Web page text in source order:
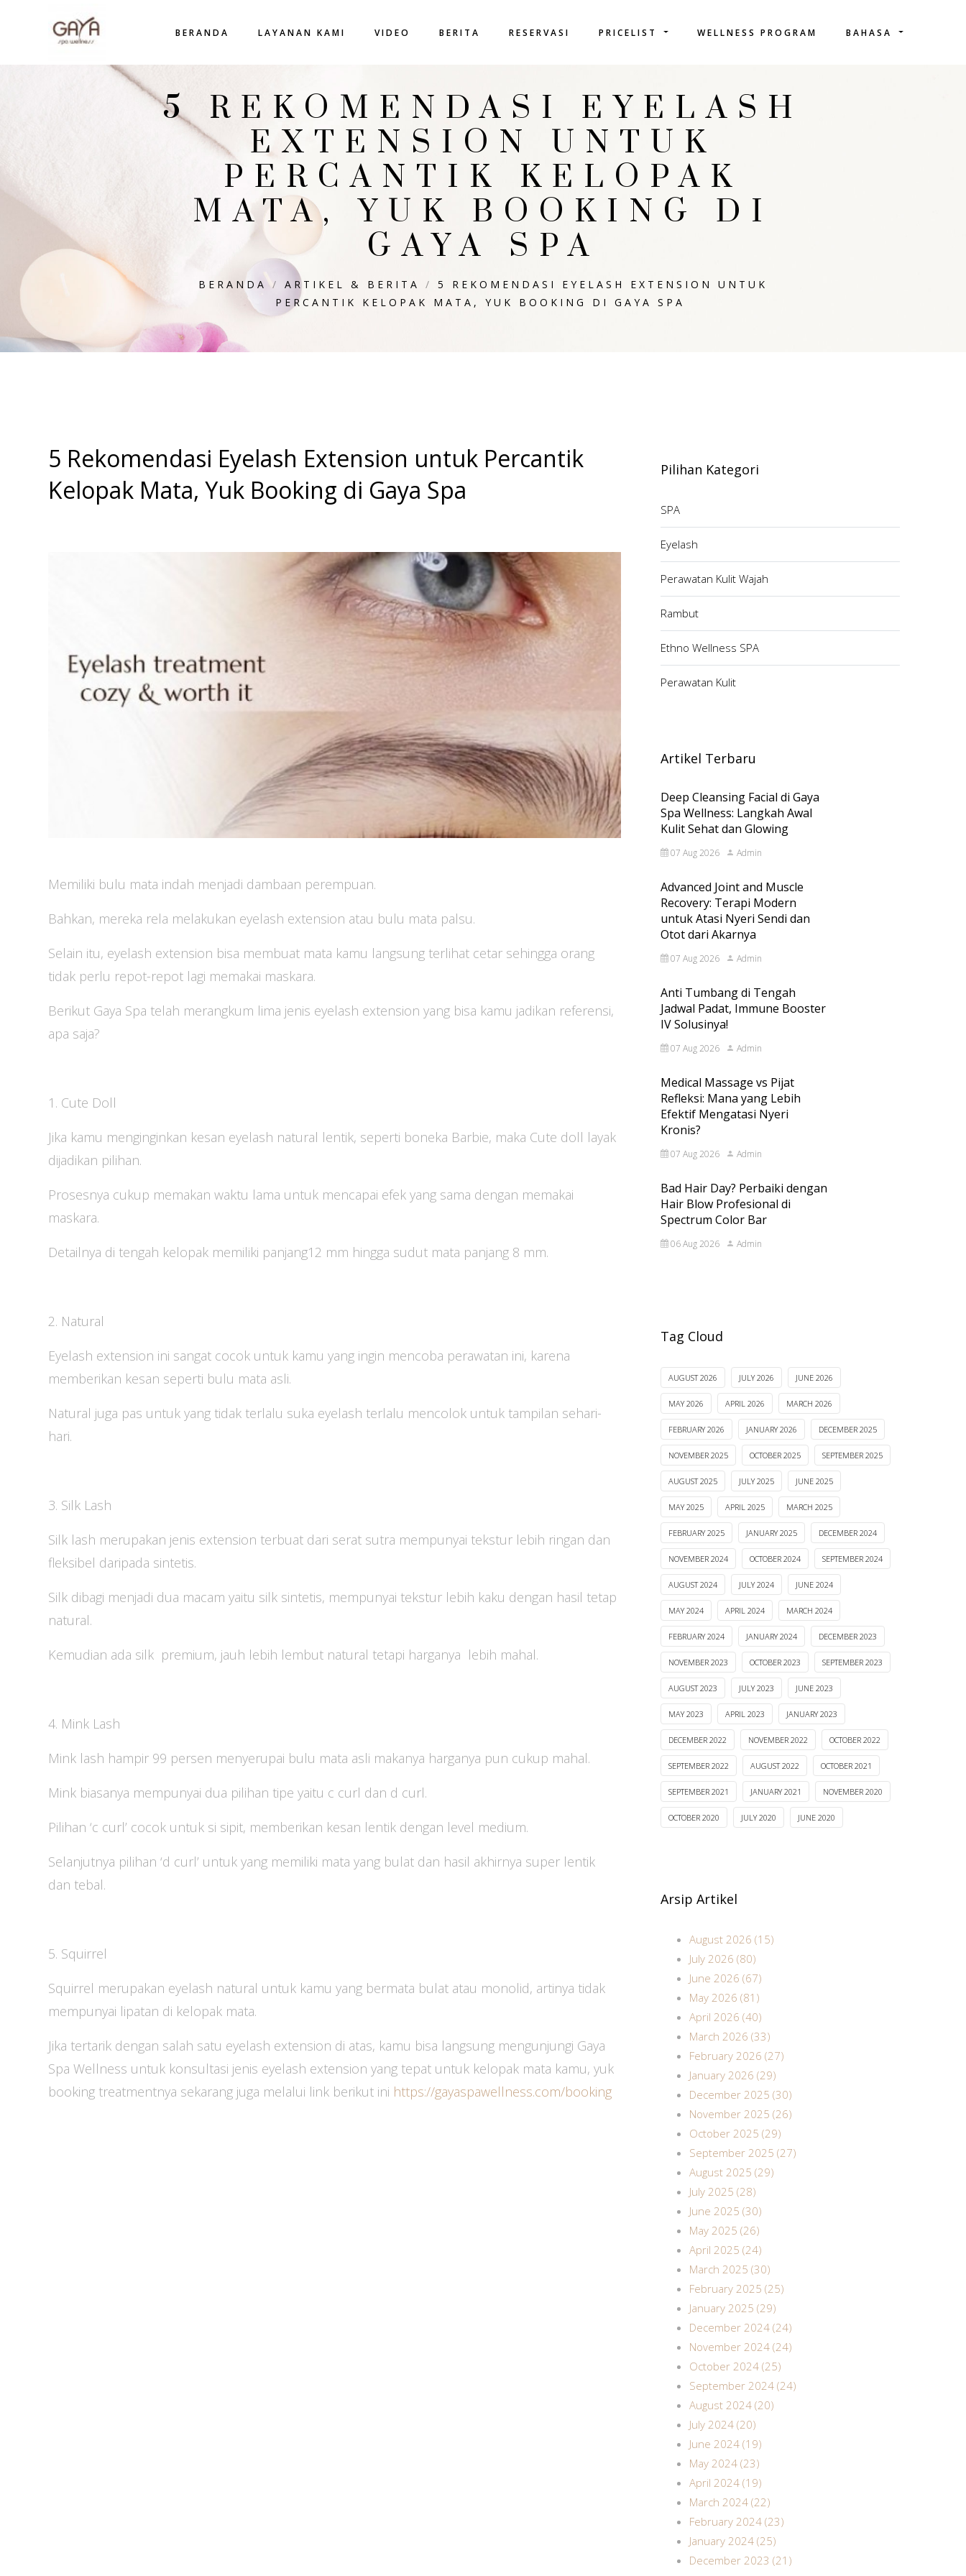
BERANDA LAYANAN KAMI VIDEO BERITA RESERVASI PRICELIST WELLNESS PROGRAM BAHASA
5 REKOMENDASI EYELASH
EXTENSION UNTUK
PERCANTIK KELOPAK
MATA, YUK BOOKING DI
GAYA SPA
BERANDA / ARTIKEL & BERITA / 5 REKOMENDASI EYELASH EXTENSION UNTUK
PERCANTIK KELOPAK MATA, YUK BOOKING DI GAYA SPA
5 Rekomendasi Eyelash Extension untuk Percantik
Kelopak Mata, Yuk Booking di Gaya Spa
Memiliki bulu mata indah menjadi dambaan perempuan.
Bahkan, mereka rela melakukan eyelash extension atau bulu mata palsu.
Selain itu, eyelash extension bisa membuat mata kamu langsung terlihat cetar sehingga orang
tidak perlu repot-repot lagi memakai maskara.
Berikut Gaya Spa telah merangkum lima jenis eyelash extension yang bisa kamu jadikan referensi,
apa saja?
1. Cute Doll
Jika kamu menginginkan kesan eyelash natural lentik, seperti boneka Barbie, maka Cute doll layak
dijadikan pilihan.
Prosesnya cukup memakan waktu lama untuk mencapai efek yang sama dengan memakai
maskara.
Detailnya di tengah kelopak memiliki panjang12 mm hingga sudut mata panjang 8 mm.
2. Natural
Eyelash extension ini sangat cocok untuk kamu yang ingin mencoba perawatan ini, karena
memberikan kesan seperti bulu mata asli.
Natural juga pas untuk yang tidak terlalu suka eyelash terlalu mencolok untuk tampilan sehari-
hari.
3. Silk Lash
Silk lash merupakan jenis extension terbuat dari serat sutra mempunyai tekstur lebih ringan dan
fleksibel daripada sintetis.
Silk dibagi menjadi dua macam yaitu silk sintetis, mempunyai tekstur lebih kaku dengan hasil tetap
natural.
Kemudian ada silk premium, jauh lebih lembut natural tetapi harganya lebih mahal.
4. Mink Lash
Mink lash hampir 99 persen menyerupai bulu mata asli makanya harganya pun cukup mahal.
Mink biasanya mempunyai dua pilihan tipe yaitu c curl dan d curl.
Pilihan ‘c curl’ cocok untuk si sipit, memberikan kesan lentik dengan level medium.
Selanjutnya pilihan ‘d curl’ untuk yang memiliki mata yang bulat dan hasil akhirnya super lentik
dan tebal.
5. Squirrel
Squirrel merupakan eyelash natural untuk kamu yang bermata bulat atau monolid, artinya tidak
mempunyai lipatan di kelopak mata.
Jika tertarik dengan salah satu eyelash extension di atas, kamu bisa langsung mengunjungi Gaya
Spa Wellness untuk konsultasi jenis eyelash extension yang tepat untuk kelopak mata kamu, yuk
booking treatmentnya sekarang juga melalui link berikut ini https://gayaspawellness.com/booking
Pilihan Kategori
SPA
Eyelash
Perawatan Kulit Wajah
Rambut
Ethno Wellness SPA
Perawatan Kulit
Artikel Terbaru
Deep Cleansing Facial di Gaya
Spa Wellness: Langkah Awal
Kulit Sehat dan Glowing
07 Aug 2026 Admin
Advanced Joint and Muscle
Recovery: Terapi Modern
untuk Atasi Nyeri Sendi dan
Otot dari Akarnya
07 Aug 2026 Admin
Anti Tumbang di Tengah
Jadwal Padat, Immune Booster
IV Solusinya!
07 Aug 2026 Admin
Medical Massage vs Pijat
Refleksi: Mana yang Lebih
Efektif Mengatasi Nyeri
Kronis?
07 Aug 2026 Admin
Bad Hair Day? Perbaiki dengan
Hair Blow Profesional di
Spectrum Color Bar
06 Aug 2026 Admin
Tag Cloud
AUGUST 2026 JULY 2026 JUNE 2026
MAY 2026 APRIL 2026 MARCH 2026
FEBRUARY 2026 JANUARY 2026 DECEMBER 2025
NOVEMBER 2025 OCTOBER 2025 SEPTEMBER 2025
AUGUST 2025 JULY 2025 JUNE 2025
MAY 2025 APRIL 2025 MARCH 2025
FEBRUARY 2025 JANUARY 2025 DECEMBER 2024
NOVEMBER 2024 OCTOBER 2024 SEPTEMBER 2024
AUGUST 2024 JULY 2024 JUNE 2024
MAY 2024 APRIL 2024 MARCH 2024
FEBRUARY 2024 JANUARY 2024 DECEMBER 2023
NOVEMBER 2023 OCTOBER 2023 SEPTEMBER 2023
AUGUST 2023 JULY 2023 JUNE 2023
MAY 2023 APRIL 2023 JANUARY 2023
DECEMBER 2022 NOVEMBER 2022 OCTOBER 2022
SEPTEMBER 2022 AUGUST 2022 OCTOBER 2021
SEPTEMBER 2021 JANUARY 2021 NOVEMBER 2020
OCTOBER 2020 JULY 2020 JUNE 2020
Arsip Artikel
August 2026 (15)
July 2026 (80)
June 2026 (67)
May 2026 (81)
April 2026 (40)
March 2026 (33)
February 2026 (27)
January 2026 (29)
December 2025 (30)
November 2025 (26)
October 2025 (29)
September 2025 (27)
August 2025 (29)
July 2025 (28)
June 2025 (30)
May 2025 (26)
April 2025 (24)
March 2025 (30)
February 2025 (25)
January 2025 (29)
December 2024 (24)
November 2024 (24)
October 2024 (25)
September 2024 (24)
August 2024 (20)
July 2024 (20)
June 2024 (19)
May 2024 (23)
April 2024 (19)
March 2024 (22)
February 2024 (23)
January 2024 (25)
December 2023 (21)